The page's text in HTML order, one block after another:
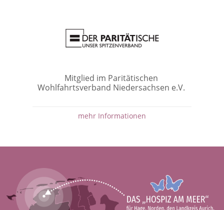
Mitglied im Paritätischen
Wohlfahrtsverband Niedersachsen e.V.
mehr Informationen